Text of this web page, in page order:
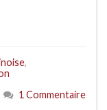
,
1 Commentaire